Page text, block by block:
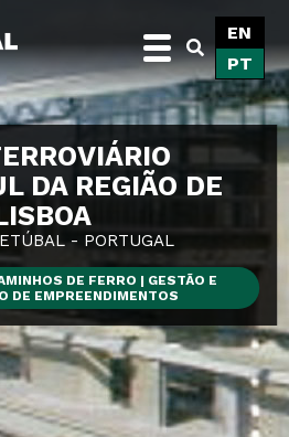
EN
PT
DA REGIÃO DE
- PORTUGAL
DE FERRO | GESTÃO E
DE EMPREENDIMENTOS